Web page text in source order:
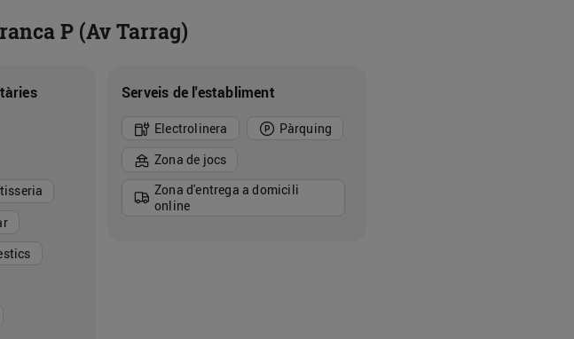
P (Av Tarrag)
Serveis de l'establiment
Electrolinera
Pàrquing
Zona de jocs
Zona d'entrega a domicili
online